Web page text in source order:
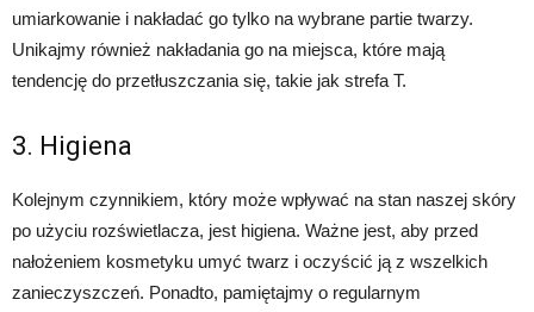
umiarkowanie i nakładać go tylko na wybrane partie twarzy.
Unikajmy również nakładania go na miejsca, które mają
tendencję do przetłuszczania się, takie jak strefa T.
3. Higiena
Kolejnym czynnikiem, który może wpływać na stan naszej skóry
po użyciu rozświetlacza, jest higiena. Ważne jest, aby przed
nałożeniem kosmetyku umyć twarz i oczyścić ją z wszelkich
zanieczyszczeń. Ponadto, pamiętajmy o regularnym